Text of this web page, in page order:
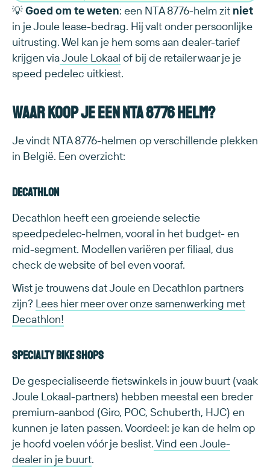
💡Goed om te weten: een NTA 8776-helm zit niet
in je Joule lease-bedrag. Hij valt onder persoonlijke
uitrusting. Wel kan je hem soms aan dealer-tarief
krijgen viaJoule Lokaal of bij de retailer waar je je
speed pedelec uitkiest.
Waar koop je een NTA 8776 helm?
Je vindt NTA 8776-helmen op verschillende plekken
in België. Een overzicht:
Decathlon
Decathlon heeft een groeiende selectie
speedpedelec-helmen, vooral in het budget- en
mid-segment. Modellen variëren per filiaal, dus
check de website of bel even vooraf.
Wist je trouwens dat Joule en Decathlon partners
zijn? Lees hier meer over onze samenwerking met
Decathlon!
Specialty bike shops
De gespecialiseerde fietswinkels in jouw buurt (vaak
Joule Lokaal-partners) hebben meestal een breder
premium-aanbod (Giro, POC, Schuberth, HJC) en
kunnen je laten passen. Voordeel: je kan de helm op
je hoofd voelen vóór je beslist.Vind een Joule-
dealer in je buurt.